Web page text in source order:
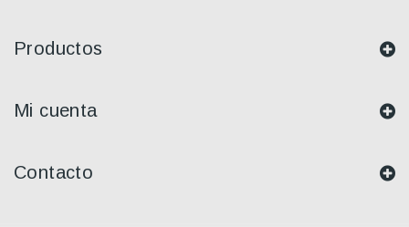
Productos
Mi cuenta
Contacto